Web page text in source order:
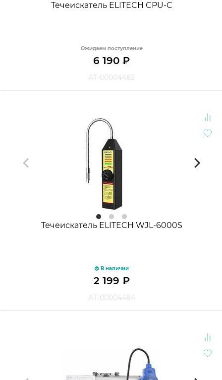
Течеискатель ELITECH CPU-C
Ожидаем поступление
6 190 ₽
АТ-00004482
Течеискатель ELITECH WJL-6000S
В наличии
2 199 ₽
АТ-00004484